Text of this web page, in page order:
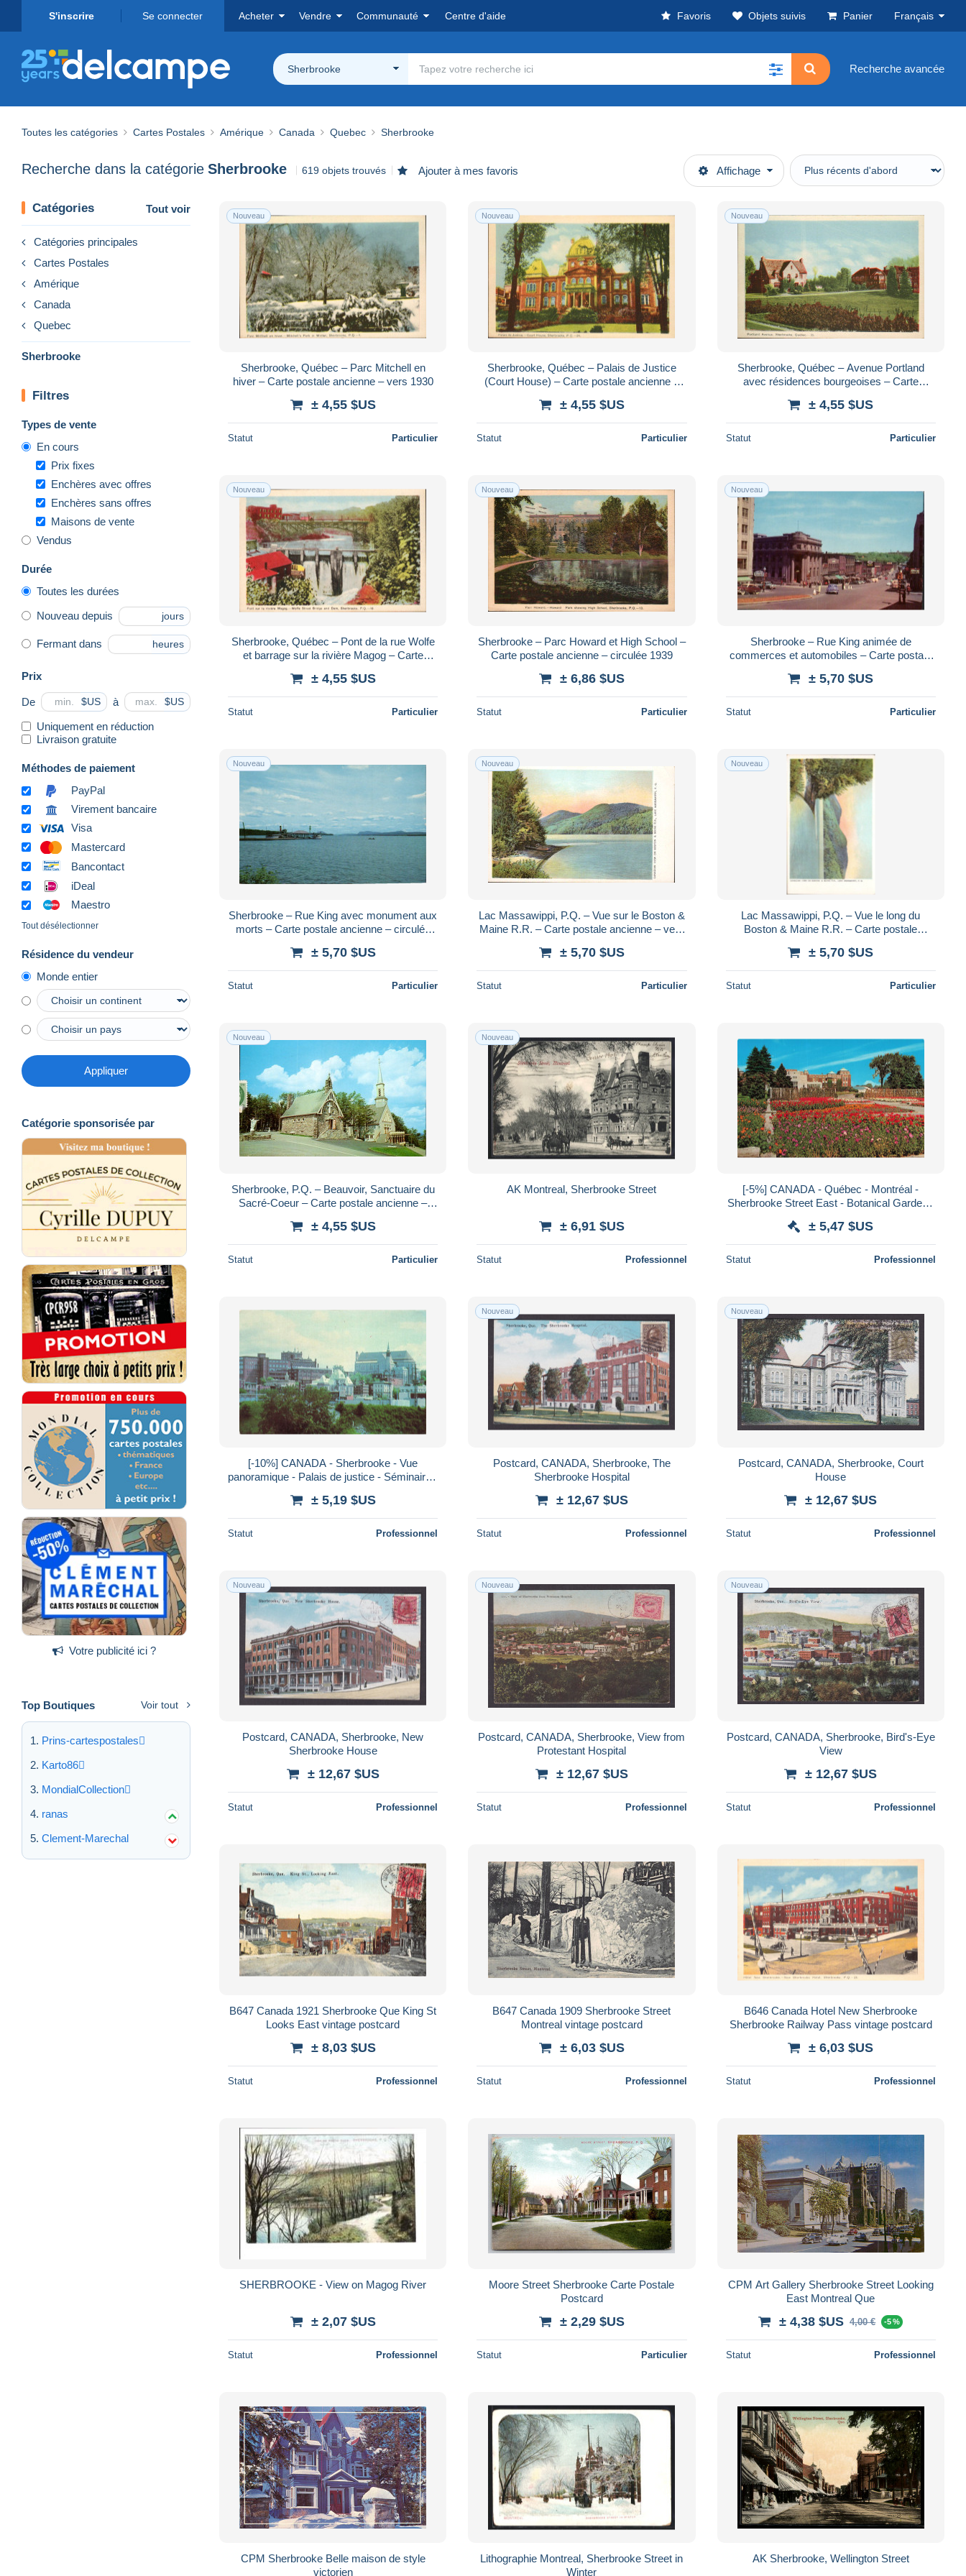
S'inscrire Se connecter Acheter Vendre Communauté Centre d'aide Favoris Objets suivis Panier Français
Sherbrooke Recherche avancée
Toutes les catégories Cartes Postales Amérique Canada Quebec Sherbrooke
Recherche dans la catégorie Sherbrooke 619 objets trouvés Ajouter à mes favoris Affichage
Catégories Tout voir
Catégories principales
Cartes Postales
Amérique
Canada
Quebec
Sherbrooke
Filtres
Types de vente
En cours
Prix fixes
Enchères avec offres
Enchères sans offres
Maisons de vente
Vendus
Durée
Toutes les durées
Nouveau depuis jours
Fermant dans heures
Prix
De $US à $US
Uniquement en réduction
Livraison gratuite
Méthodes de paiement
PayPal
Virement bancaire
Visa
Mastercard
Bancontact
iDeal
Maestro
Tout désélectionner
Résidence du vendeur
Monde entier
Appliquer
Catégorie sponsorisée par
Votre publicité ici ?
Top Boutiques Voir tout
Prins-cartespostales
Karto86
MondialCollection
ranas
Clement-Marechal
Nouveau
Sherbrooke, Québec – Parc Mitchell en
hiver – Carte postale ancienne – vers 1930
± 4,55 $US
Statut Particulier
Nouveau
Sherbrooke, Québec – Palais de Justice
(Court House) – Carte postale ancienne –
± 4,55 $US
Statut Particulier
Nouveau
Sherbrooke, Québec – Avenue Portland
avec résidences bourgeoises – Carte
± 4,55 $US
Statut Particulier
Nouveau
Sherbrooke, Québec – Pont de la rue Wolfe
et barrage sur la rivière Magog – Carte
± 4,55 $US
Statut Particulier
Nouveau
Sherbrooke – Parc Howard et High School –
Carte postale ancienne – circulée 1939
± 6,86 $US
Statut Particulier
Nouveau
Sherbrooke – Rue King animée de
commerces et automobiles – Carte postale
± 5,70 $US
Statut Particulier
Nouveau
Sherbrooke – Rue King avec monument aux
morts – Carte postale ancienne – circulée
± 5,70 $US
Statut Particulier
Nouveau
Lac Massawippi, P.Q. – Vue sur le Boston &
Maine R.R. – Carte postale ancienne – vers
± 5,70 $US
Statut Particulier
Nouveau
Lac Massawippi, P.Q. – Vue le long du
Boston & Maine R.R. – Carte postale
± 5,70 $US
Statut Particulier
Nouveau
Sherbrooke, P.Q. – Beauvoir, Sanctuaire du
Sacré-Coeur – Carte postale ancienne –
± 4,55 $US
Statut Particulier
Nouveau
AK Montreal, Sherbrooke Street
± 6,91 $US
Statut Professionnel
[-5%] CANADA - Québec - Montréal -
Sherbrooke Street East - Botanical Gardens
± 5,47 $US
Statut Professionnel
[-10%] CANADA - Sherbrooke - Vue
panoramique - Palais de justice - Séminaire -
± 5,19 $US
Statut Professionnel
Nouveau
Postcard, CANADA, Sherbrooke, The
Sherbrooke Hospital
± 12,67 $US
Statut Professionnel
Nouveau
Postcard, CANADA, Sherbrooke, Court
House
± 12,67 $US
Statut Professionnel
Nouveau
Postcard, CANADA, Sherbrooke, New
Sherbrooke House
± 12,67 $US
Statut Professionnel
Nouveau
Postcard, CANADA, Sherbrooke, View from
Protestant Hospital
± 12,67 $US
Statut Professionnel
Nouveau
Postcard, CANADA, Sherbrooke, Bird's-Eye
View
± 12,67 $US
Statut Professionnel
B647 Canada 1921 Sherbrooke Que King St
Looks East vintage postcard
± 8,03 $US
Statut Professionnel
B647 Canada 1909 Sherbrooke Street
Montreal vintage postcard
± 6,03 $US
Statut Professionnel
B646 Canada Hotel New Sherbrooke
Sherbrooke Railway Pass vintage postcard
± 6,03 $US
Statut Professionnel
SHERBROOKE - View on Magog River
± 2,07 $US
Statut Professionnel
Moore Street Sherbrooke Carte Postale
Postcard
± 2,29 $US
Statut Particulier
CPM Art Gallery Sherbrooke Street Looking
East Montreal Que
± 4,38 $US 4,00 € -5 %
Statut Professionnel
CPM Sherbrooke Belle maison de style
victorien
Lithographie Montreal, Sherbrooke Street in
Winter
AK Sherbrooke, Wellington Street